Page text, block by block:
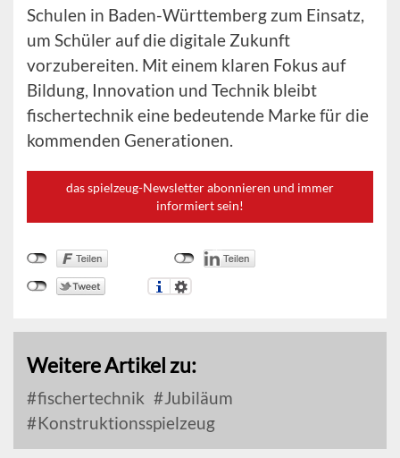
Schulen in Baden-Württemberg zum Einsatz,
um Schüler auf die digitale Zukunft
vorzubereiten. Mit einem klaren Fokus auf
Bildung, Innovation und Technik bleibt
fischertechnik eine bedeutende Marke für die
kommenden Generationen.
das spielzeug-Newsletter abonnieren und immer
informiert sein!
Weitere Artikel zu:
fischertechnik
Jubiläum
Konstruktionsspielzeug